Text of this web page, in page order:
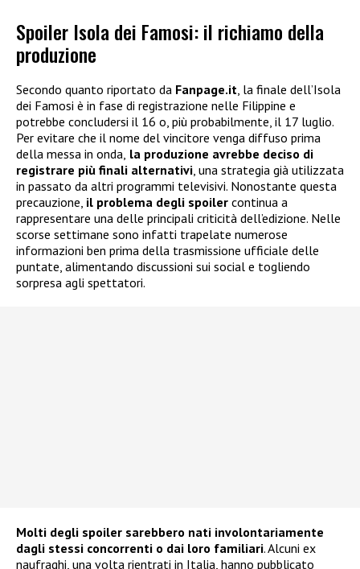
Spoiler Isola dei Famosi: il richiamo della
produzione
Secondo quanto riportato da Fanpage.it, la finale dell’Isola
dei Famosi è in fase di registrazione nelle Filippine e
potrebbe concludersi il 16 o, più probabilmente, il 17 luglio.
Per evitare che il nome del vincitore venga diffuso prima
della messa in onda, la produzione avrebbe deciso di
registrare più finali alternativi, una strategia già utilizzata
in passato da altri programmi televisivi. Nonostante questa
precauzione, il problema degli spoiler continua a
rappresentare una delle principali criticità dell’edizione. Nelle
scorse settimane sono infatti trapelate numerose
informazioni ben prima della trasmissione ufficiale delle
puntate, alimentando discussioni sui social e togliendo
sorpresa agli spettatori.
Molti degli spoiler sarebbero nati involontariamente
dagli stessi concorrenti o dai loro familiari. Alcuni ex
naufraghi, una volta rientrati in Italia, hanno pubblicato